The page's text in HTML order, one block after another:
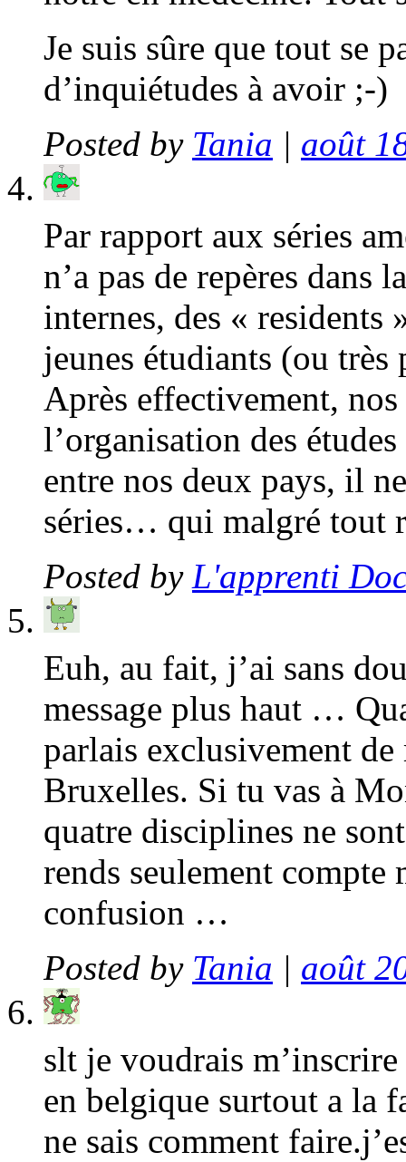
Je suis sûre que tout se
d’inquiétudes à avoir ;-)
Posted by Tania | août
Par rapport aux séries
n’a pas de repères dans
internes, des «
jeunes étudiants (ou très
Après effectivement, nos
l’organisation des
entre nos deux pays, il
séries… qui malgré tout
Posted by L'apprenti
Euh, au fait, j’ai sans
message plus haut …
parlais exclusivement
Bruxelles. Si tu vas à
quatre disciplines ne
rends seulement compte
confusion …
Posted by Tania | août
slt je voudrais
en belgique surtout a la
ne sais comment